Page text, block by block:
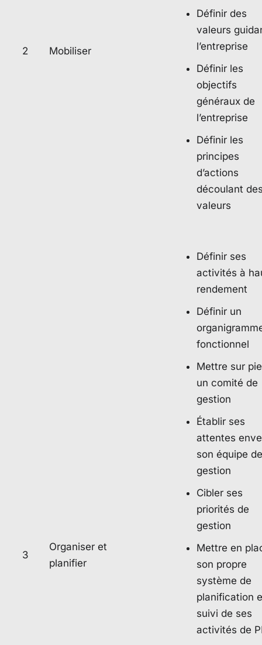
2 Mobiliser
Définir des
valeurs
l’entreprise
Définir les
objectifs
généraux de
l’entreprise
Définir les
principes
d’actions
découlant
valeurs
3
Organiser et
planifier
Définir ses
activités à
rendement
Définir un
fonctionnel
Mettre sur
un comité de
gestion
Établir ses
attentes
son équipe de
gestion
Cibler ses
priorités de
gestion
Mettre en
son propre
système de
planification
suivi de ses
activités de